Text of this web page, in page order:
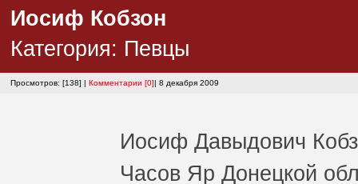
Иосиф Кобзон
Категория: Певцы
Просмотров: [138] | Комментарии [0]| 8 декабря 2009
Иосиф Давыдович
Часов Яр Донецкой